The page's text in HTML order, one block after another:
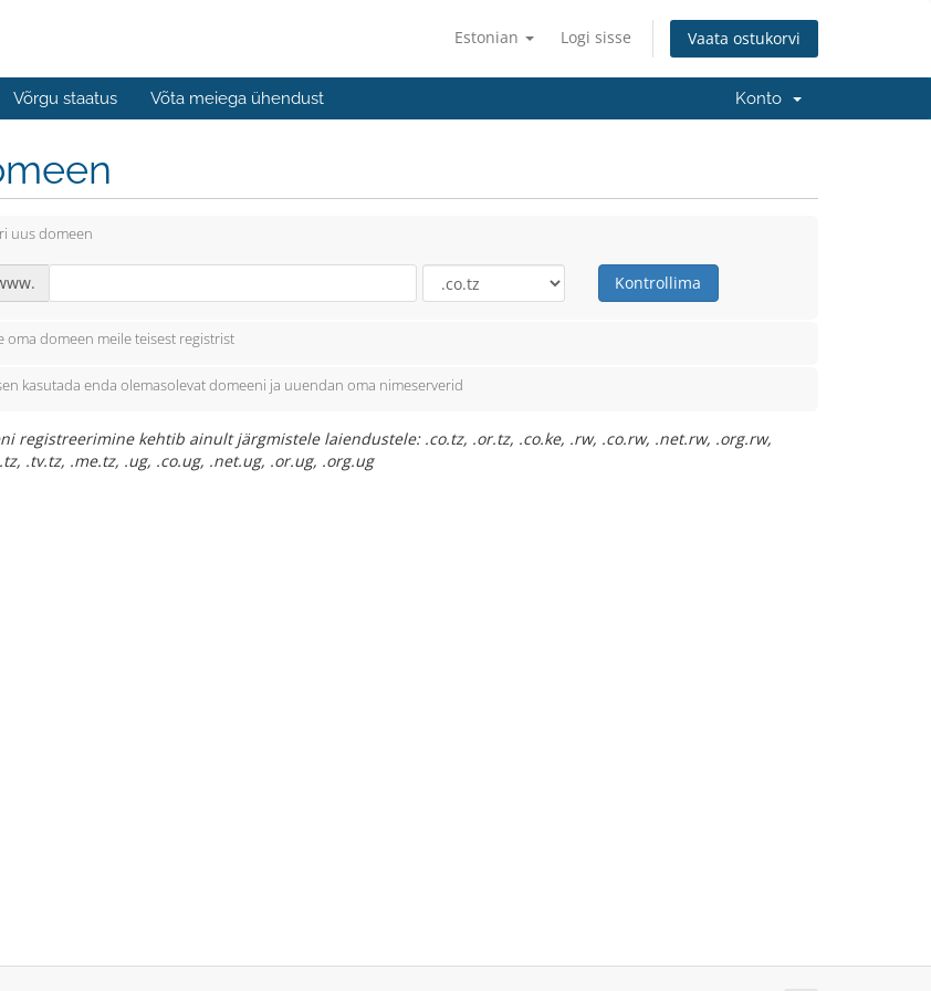
Estonian Logi sisse Vaata ostukorvi
Võrgu staatus Võta meiega ühendust Konto
uus domeen
Kontrollima
oma domeen meile teisest registrist
kasutada enda olemasolevat domeeni ja uuendan oma nimeserverid
registreerimine kehtib ainult järgmistele laiendustele: .co.tz, .or.tz, .co.ke, .rw, .co.rw, .net.rw, .org.rw,
.tv.tz, .me.tz, .ug, .co.ug, .net.ug, .or.ug, .org.ug